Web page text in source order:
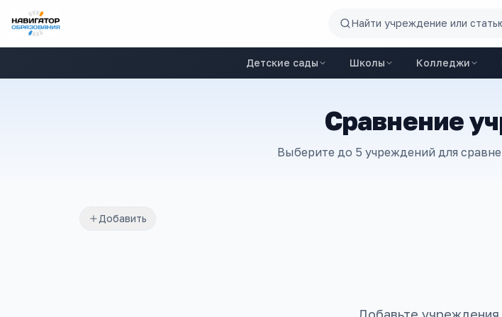
Найти учреждение или
Детские сады Школы Колледжи
Сравнение
Выберите до 5 учреждений для
Добавить